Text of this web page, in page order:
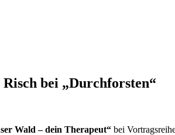
bei „Durchforsten“
Wald – dein Therapeut“ bei